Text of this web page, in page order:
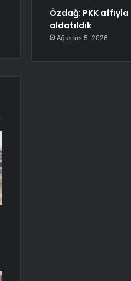
Özdağ: PKK
aldatıldık
Ağustos 5, 2026